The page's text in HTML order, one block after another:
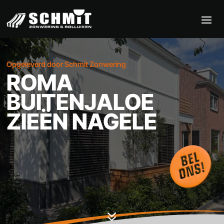
Opgeleverd door Schmit Zonwering
ROMA
BUITENJALOE
ZIEËN NAGELE
7